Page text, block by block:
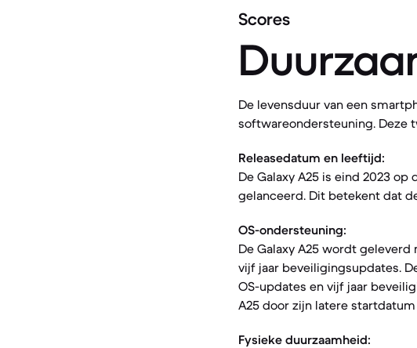
Scores
De levensduur van een
softwareondersteuning. Deze
Releasedatum en leeftijd:
De Galaxy A25 is eind 2023
gelanceerd. Dit betekent dat
OS-ondersteuning:
De Galaxy A25 wordt
vijf jaar beveiligingsupdates.
OS-updates en vijf jaar
A25 door zijn latere
Fysieke duurzaamheid: